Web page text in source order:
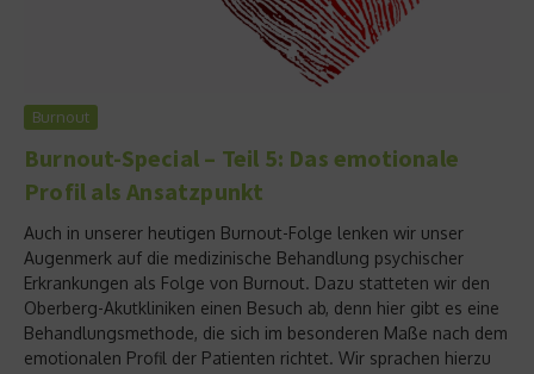
Burnout
Burnout-Special – Teil 5: Das emotionale
Profil als Ansatzpunkt
Auch in unserer heutigen Burnout-Folge lenken wir unser
Augenmerk auf die medizinische Behandlung psychischer
Erkrankungen als Folge von Burnout. Dazu statteten wir den
Oberberg-Akutkliniken einen Besuch ab, denn hier gibt es eine
Behandlungsmethode, die sich im besonderen Maße nach dem
emotionalen Profil der Patienten richtet. Wir sprachen hierzu